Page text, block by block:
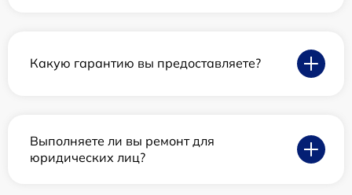
Какую гарантию вы предоставляете?
Выполняете ли вы ремонт для
юридических лиц?